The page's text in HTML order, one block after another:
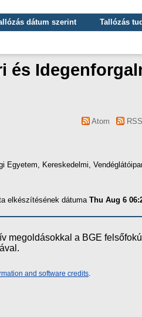
dátum szerint
Tallózás
és
Atom
Kereskedelmi,
elkészítésének dátuma Thu Aug 6
megoldásokkal a BGE
and software credits